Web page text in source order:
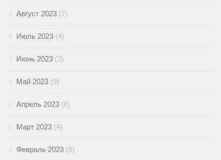
Август 2023 (7)
Июль 2023 (4)
Июнь 2023 (3)
Май 2023 (9)
Апрель 2023 (8)
Март 2023 (4)
Февраль 2023 (8)